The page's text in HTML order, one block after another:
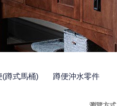
(蹲式馬桶) 蹲便沖水零件